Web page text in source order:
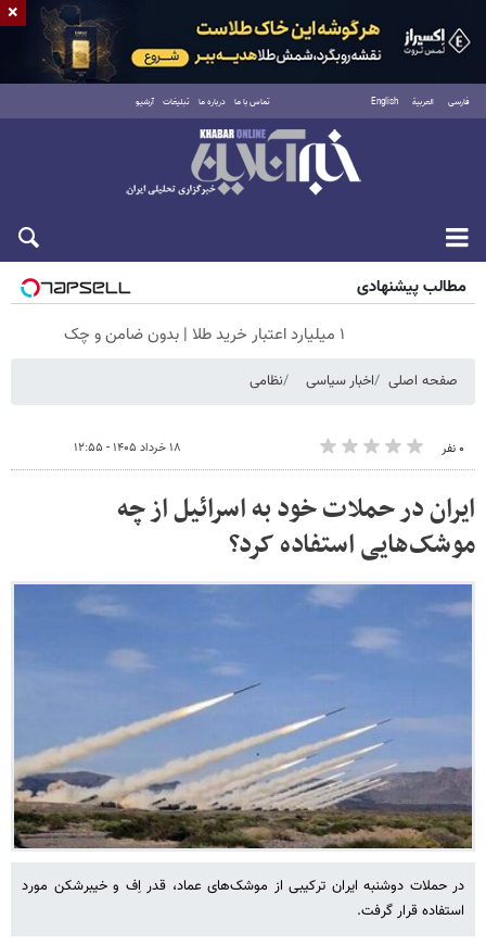
فارسی العربية English تماس با ما درباره ما تبلیغات آرشیو
پنجشنبه ۱۵ مرداد ۱۴۰۵
مطالب پیشنهادی
۱ میلیارد اعتبار خرید طلا | بدون ضامن و چک
صفحه اصلی اخبار سیاسی نظامی
۰ نفر ۱۸ خرداد ۱۴۰۵ - ۱۲:۵۵
ایران در حملات خود به اسرائیل از چه
موشک‌هایی استفاده کرد؟
در حملات دوشنبه ایران ترکیبی از موشک‌های عماد، قدر اِف و خیبرشکن مورد
استفاده قرار گرفت.
×